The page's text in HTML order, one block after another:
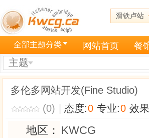
滑铁卢站
全部主题分类 网站首页 餐
主题
多伦多网站开发(Fine Studio)
(0)
态度:0 专业:0 效
地区： KWCG